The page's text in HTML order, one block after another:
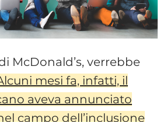
McDonald’s, verrebbe
mesi fa, infatti, il
aveva annunciato
campo dell’inclusione